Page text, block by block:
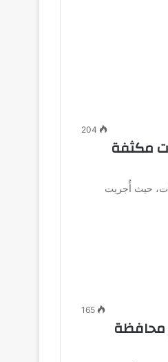
204
مكثفة
حيث أُجريت
165
محافظة